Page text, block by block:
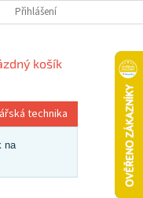
Přihlášení
košík
technika Papír a
na